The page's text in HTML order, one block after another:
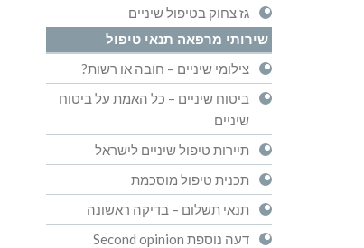
גז צחוק בטיפול שיניים
שירותי מרפאה תנאי טיפול
צילומי שיניים – חובה או רשות?
ביטוח שיניים – כל האמת על ביטוח
שיניים
תיירות טיפול שיניים לישראל
תכנית טיפול מוסכמת
תנאי תשלום – בדיקה ראשונה
דעה נוספת Second opinion